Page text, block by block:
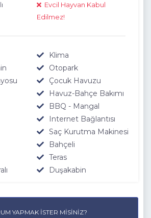
Evcil Hayvan Kabul
Edilmez!
Klima
Otopark
Çocuk Havuzu
Havuz-Bahçe Bakımı
BBQ - Mangal
Internet Bağlantısı
Saç Kurutma Makinesi
Bahçeli
Teras
Duşakabin
YAPMAK İSTER MISINIZ?